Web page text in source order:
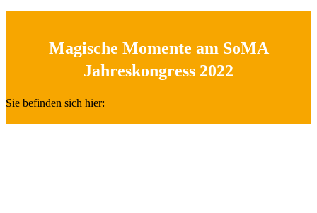
Magische Momente am SoMA
Jahreskongress 2022
Sie befinden sich hier: